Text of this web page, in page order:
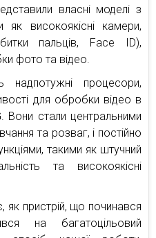
власні моделі з
як високоякісні камери,
пальців, Face ID),
фото та відео.
процесори,
для обробки відео в
Вони стали центральними
та розваг, і постійно
такими як штучний
та високоякісні
як пристрій, що починався
на багатоцільовий